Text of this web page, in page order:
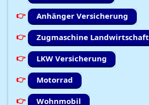
Anhänger Versicherung
Zugmaschine Landwirtschaft
LKW Versicherung
Motorrad
Wohnmobil